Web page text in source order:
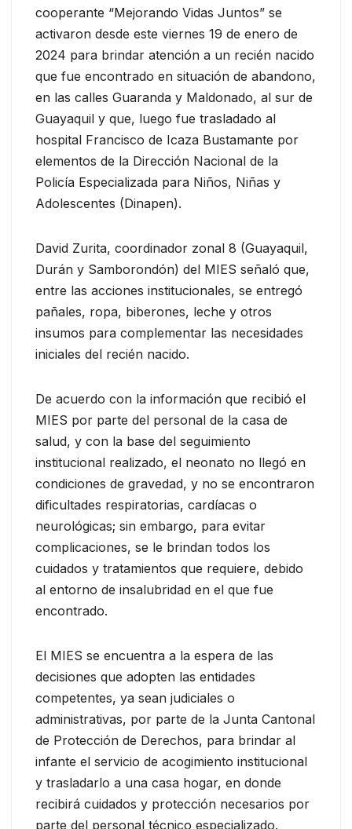
cooperante “Mejorando Vidas Juntos” se
activaron desde este viernes 19 de enero de
2024 para brindar atención a un recién nacido
que fue encontrado en situación de abandono,
en las calles Guaranda y Maldonado, al sur de
Guayaquil y que, luego fue trasladado al
hospital Francisco de Icaza Bustamante por
elementos de la Dirección Nacional de la
Policía Especializada para Niños, Niñas y
Adolescentes (Dinapen).
David Zurita, coordinador zonal 8 (Guayaquil,
Durán y Samborondón) del MIES señaló que,
entre las acciones institucionales, se entregó
pañales, ropa, biberones, leche y otros
insumos para complementar las necesidades
iniciales del recién nacido.
De acuerdo con la información que recibió el
MIES por parte del personal de la casa de
salud, y con la base del seguimiento
institucional realizado, el neonato no llegó en
condiciones de gravedad, y no se encontraron
dificultades respiratorias, cardíacas o
neurológicas; sin embargo, para evitar
complicaciones, se le brindan todos los
cuidados y tratamientos que requiere, debido
al entorno de insalubridad en el que fue
encontrado.
El MIES se encuentra a la espera de las
decisiones que adopten las entidades
competentes, ya sean judiciales o
administrativas, por parte de la Junta Cantonal
de Protección de Derechos, para brindar al
infante el servicio de acogimiento institucional
y trasladarlo a una casa hogar, en donde
recibirá cuidados y protección necesarios por
parte del personal técnico especializado.